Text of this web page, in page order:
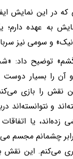
که در این نمایش
به عهده دارم؛
و سومی نیز
توضیح داد:
آن را بسیار دوست
نقش را بازی
و نتوانسته‌اند
یا
چشمانم مجسم
می‌کنم. این نقش